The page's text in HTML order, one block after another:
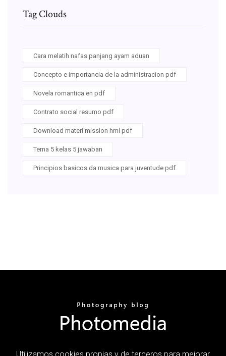
Tag Clouds
Cara melatih nafas panjang ayam aduan
Concepto e importancia de la administracion pdf
Novela romantica en pdf
Contrato social resumo pdf
Download materi mission hmi pdf
Tema 5 kelas 5 jawaban
Principios basicos da musica para juventude pdf